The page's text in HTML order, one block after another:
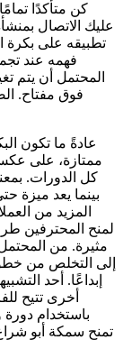
كن متأكدًا
عليك الاتصال
تطبيقه على بكرة
فهمه عند
المحتمل أن يتم
فوق مفتاح.
عادةً ما تكون
ممتازة، على
كل الدورات.
بينما يعد ميزة
المزيد من
لمنح المحترفين
إلى التخلص من
إبداعًا. أحد
أخرى تتيح
باستخدام دورة